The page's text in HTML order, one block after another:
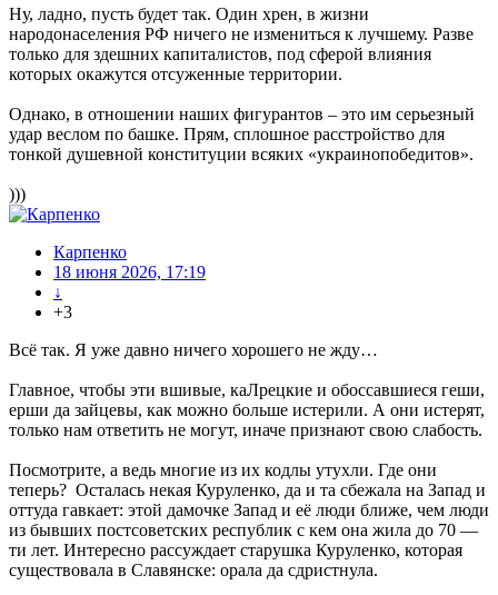
Ну, ладно, пусть будет так. Один хрен, в жизни
народонаселения РФ ничего не измениться к лучшему. Разве
только для здешних капиталистов, под сферой влияния
которых окажутся отсуженные территории.
Однако, в отношении наших фигурантов – это им серьезный
удар веслом по башке. Прям, сплошное расстройство для
тонкой душевной конституции всяких «украинопобедитов».
)))
Карпенко
18 июня 2026, 17:19
↓
+3
Всё так. Я уже давно ничего хорошего не жду…
Главное, чтобы эти вшивые, каЛрецкие и обоссавшиеся геши,
ерши да зайцевы, как можно больше истерили. А они истерят,
только нам ответить не могут, иначе признают свою слабость.
Посмотрите, а ведь многие из их кодлы утухли. Где они
теперь? Осталась некая Куруленко, да и та сбежала на Запад и
оттуда гавкает: этой дамочке Запад и её люди ближе, чем люди
из бывших постсоветских республик с кем она жила до 70 —
ти лет. Интересно рассуждает старушка Куруленко, которая
существовала в Славянске: орала да сдристнула.